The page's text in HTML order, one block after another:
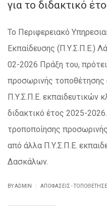
για το διδακτικό
Το Περιφερειακό
Εκπαίδευσης (Π.Υ.Σ.Π.Ε.)
02-2026 Πράξη του,
προσωρινής
Π.Υ.Σ.Π.Ε. εκπαιδευτικών
διδακτικό έτος 2025-
τροποποίησης
από άλλα Π.Υ.Σ.Π.Ε.
Δασκάλων.
BY ADMIN ΑΠΟΦΆΣΕΙΣ -